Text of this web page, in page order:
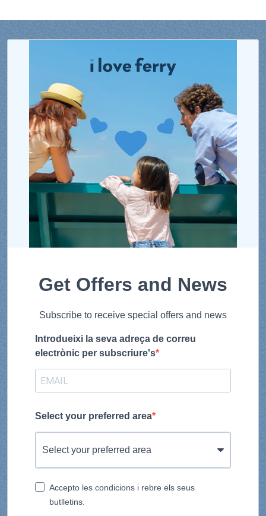
Get Offers and News
Subscribe to receive special offers and news
Introdueixi la seva adreça de correu
electrònic per subscriure's
Select your preferred area
Accepto les condicions i rebre els seus
butlletins.